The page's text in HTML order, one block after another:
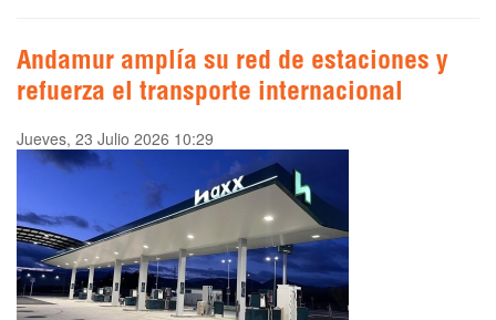
Andamur amplía su red de estaciones y
refuerza el transporte internacional
Jueves, 23 Julio 2026 10:29